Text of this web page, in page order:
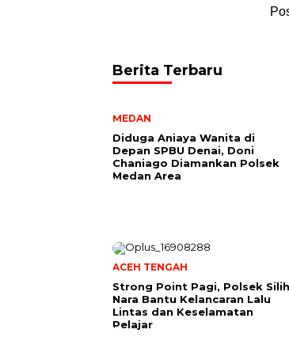
Berita Terbaru
MEDAN
Diduga Aniaya Wanita di
Depan SPBU Denai, Doni
Chaniago Diamankan Polsek
Medan Area
ACEH TENGAH
Strong Point Pagi, Polsek Silih
Nara Bantu Kelancaran Lalu
Lintas dan Keselamatan
Pelajar